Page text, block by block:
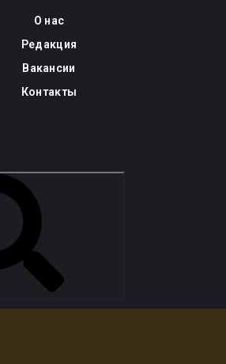
О нас
Редакция
Вакансии
Контакты